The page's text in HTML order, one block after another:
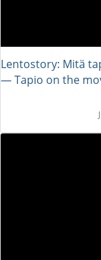
Lentostory: Mitä
― Tapio on the